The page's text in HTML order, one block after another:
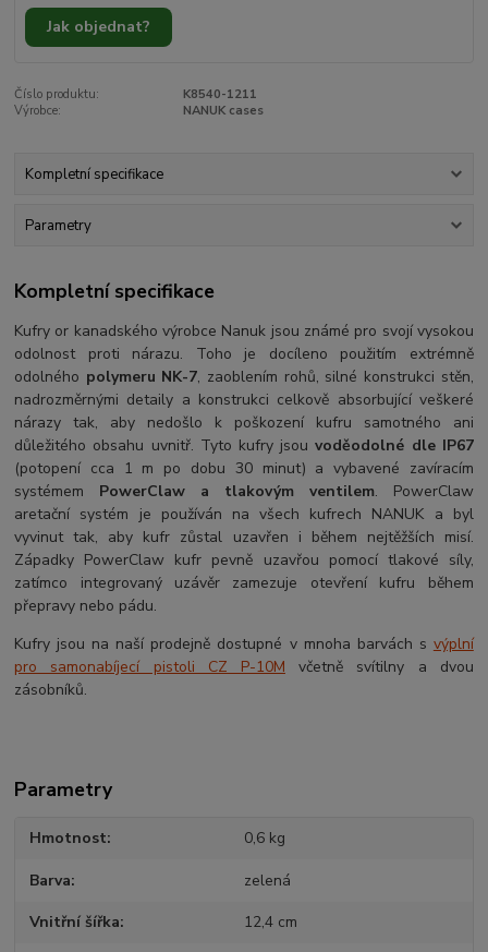
Jak objednat?
Číslo produktu:
K8540-1211
Výrobce:
NANUK cases
Kompletní specifikace
Parametry
Kompletní specifikace
Kufry or kanadského výrobce Nanuk jsou známé pro svojí vysokou
odolnost proti nárazu. Toho je docíleno použitím extrémně
odolného polymeru NK-7, zaoblením rohů, silné konstrukci stěn,
nadrozměrnými detaily a konstrukci celkově absorbující veškeré
nárazy tak, aby nedošlo k poškození kufru samotného ani
důležitého obsahu uvnitř. Tyto kufry jsouvoděodolné dle IP67
(potopení cca 1 m po dobu 30 minut) a vybavené zavíracím
systémem PowerClaw a tlakovým ventilem. PowerClaw
aretační systém je používán na všech kufrech NANUK a byl
vyvinut tak, aby kufr zůstal uzavřen i během nejtěžších misí.
Západky PowerClaw kufr pevně uzavřou pomocí tlakové síly,
zatímco integrovaný uzávěr zamezuje otevření kufru během
přepravy nebo pádu.
Kufry jsou na naší prodejně dostupné v mnoha barvách s výplní
pro samonabíjecí pistoli CZ P-10M včetně svítilny a dvou
zásobníků.
Parametry
Hmotnost 0,6 kg
Barva zelená
Vnitřní šířka 12,4 cm